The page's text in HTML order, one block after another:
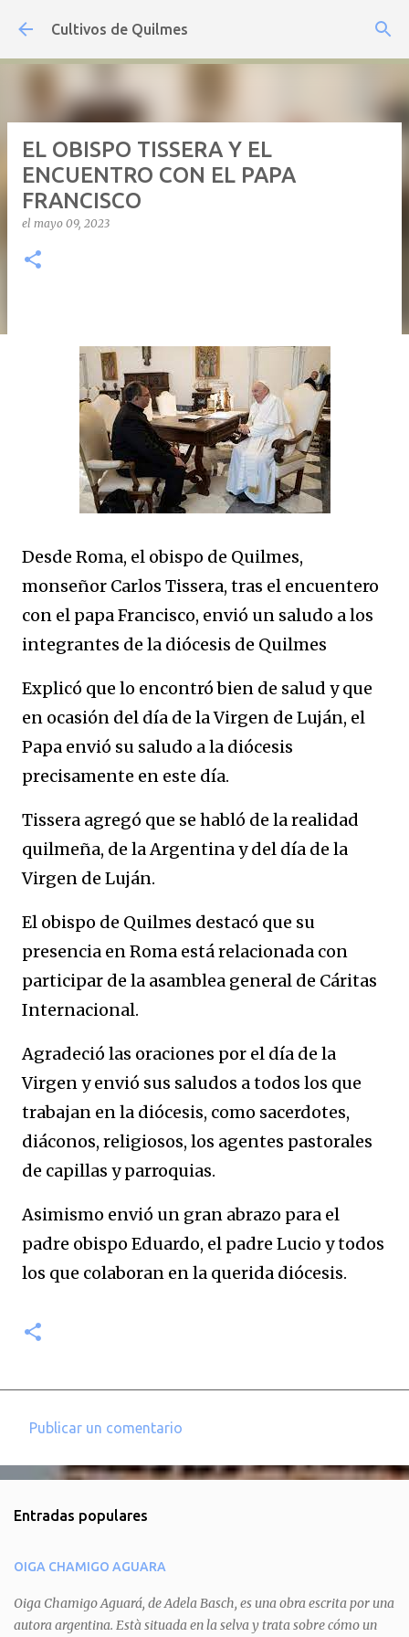
Ir al contenido principal
Cultivos de Quilmes
EL OBISPO TISSERA Y EL
ENCUENTRO CON EL PAPA
FRANCISCO
el mayo 09, 2023
Desde Roma, el obispo de Quilmes,
monseñor Carlos Tissera, tras el encuentero
con el papa Francisco, envió un saludo a los
integrantes de la diócesis de Quilmes
Explicó que lo encontró bien de salud y que
en ocasión del día de la Virgen de Luján, el
Papa envió su saludo a la diócesis
precisamente en este día.
Tissera agregó que se habló de la realidad
quilmeña, de la Argentina y del día de la
Virgen de Luján.
El obispo de Quilmes destacó que su
presencia en Roma está relacionada con
participar de la asamblea general de Cáritas
Internacional.
Agradeció las oraciones por el día de la
Virgen y envió sus saludos a todos los que
trabajan en la diócesis, como sacerdotes,
diáconos, religiosos, los agentes pastorales
de capillas y parroquias.
Asimismo envió un gran abrazo para el
padre obispo Eduardo, el padre Lucio y todos
los que colaboran en la querida diócesis.
e
t
a
r
Publicar un comentario
Entradas populares
OIGA CHAMIGO AGUARA
Oiga Chamigo Aguará, de Adela Basch, es una obra escrita por una
autora argentina. Està situada en la selva y trata sobre cómo un